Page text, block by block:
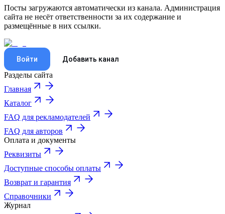
Посты загружаются автоматически из канала. Администрация
сайта не несёт ответственности за их содержание и
размещённые в них ссылки.
Войти Добавить канал
Разделы сайта
Главная
Каталог
FAQ для рекламодателей
FAQ для авторов
Оплата и документы
Реквизиты
Доступные способы оплаты
Возврат и гарантия
Справочники
Журнал